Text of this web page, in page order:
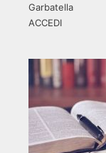
Garbatella
ACCEDI